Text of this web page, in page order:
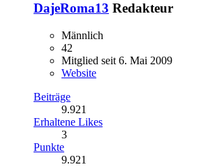
DajeRoma13 Redakteur
Männlich
42
Mitglied seit 6. Mai 2009
Website
Beiträge
9.921
Erhaltene Likes
3
Punkte
9.921